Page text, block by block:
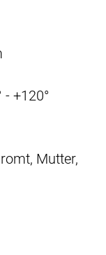
- +120°
Mutter,